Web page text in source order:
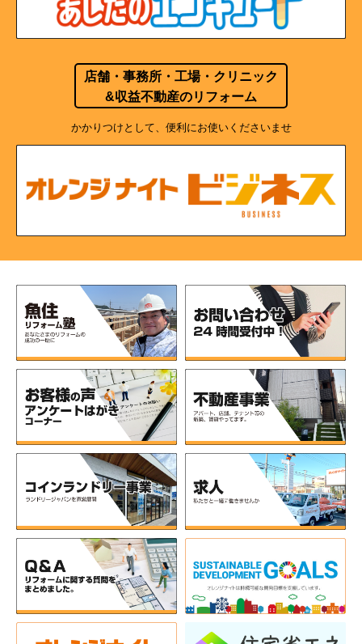
店舗・事務所・工場・クリニック
&収益不動産のリフォーム
かかりつけとして、便利にお使いくださいませ